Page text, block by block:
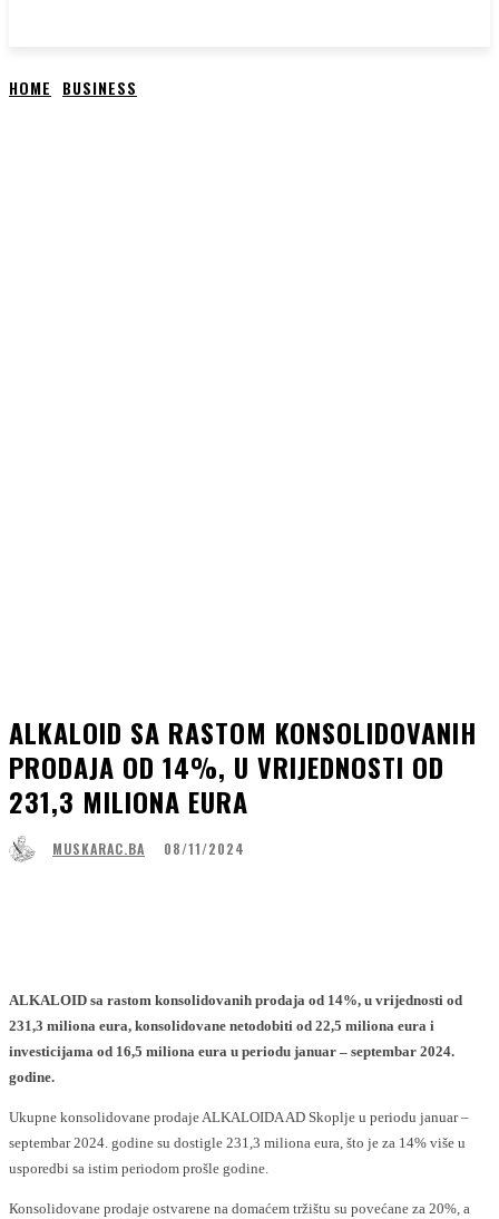
HOME BUSINESS
АLKALOID SA RASTOM KONSOLIDOVANIH
PRODAJA OD 14%, U VRIJEDNOSTI OD
231,3 MILIONA EURA
MUSKARAC.BA 08/11/2024
АLKALOID sa rastom konsolidovanih prodaja od 14%, u vrijednosti od
231,3 miliona eura, konsolidovane netodobiti od 22,5 miliona eura i
investicijama od 16,5 miliona eura u periodu januar – septembar 2024.
godine.
Ukupne konsolidovane prodaje ALKALOIDA AD Skoplje u periodu januar –
septembar 2024. godine su dostigle 231,3 miliona eura, što je za 14% više u
usporedbi sa istim periodom prošle godine.
Коnsolidovane prodaje ostvarene na domaćem tržištu su povećane za 20%, a